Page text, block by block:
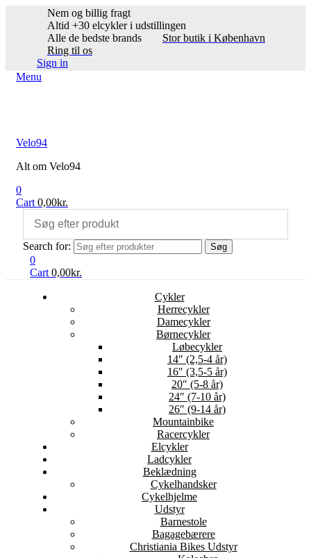
Nem og billig fragt
Altid +30 elcykler i udstillingen
Alle de bedste brands
Stor butik i København
Ring til os
Sign in
Menu
Velo94
Alt om Velo94
0
Cart 0,00kr.
Search for: Søg
0
Cart 0,00kr.
Cykler
Herrecykler
Damecykler
Børnecykler
Løbecykler
14″ (2,5-4 år)
16″ (3,5-5 år)
20″ (5-8 år)
24″ (7-10 år)
26″ (9-14 år)
Mountainbike
Racercykler
Elcykler
Ladcykler
Beklædning
Cykelhandsker
Cykelhjelme
Udstyr
Barnestole
Bagagebærere
Christiania Bikes Udstyr